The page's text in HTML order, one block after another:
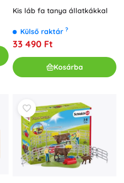
Kis láb fa tanya állatkákkal
Külső raktár ?
33 490 Ft
Kosárba